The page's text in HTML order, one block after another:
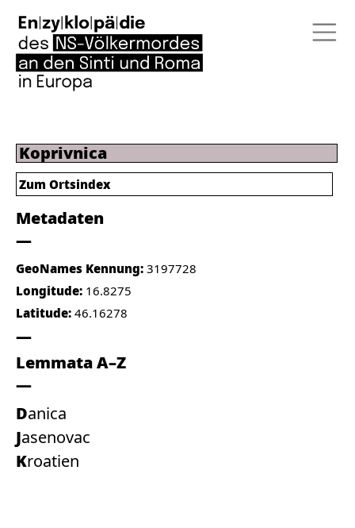
Koprivnica
Metadaten
GeoNames Kennung: 3197728
Longitude: 16.8275
Latitude: 46.16278
Lemmata A–Z
Danica
Jasenovac
Kroatien
Zum Ortsindex